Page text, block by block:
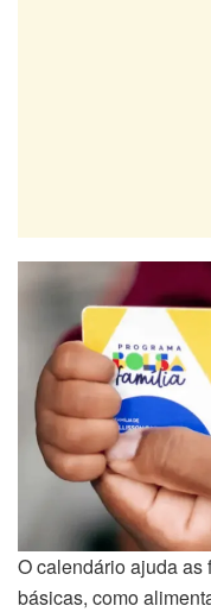
O calendário ajuda
básicas, como